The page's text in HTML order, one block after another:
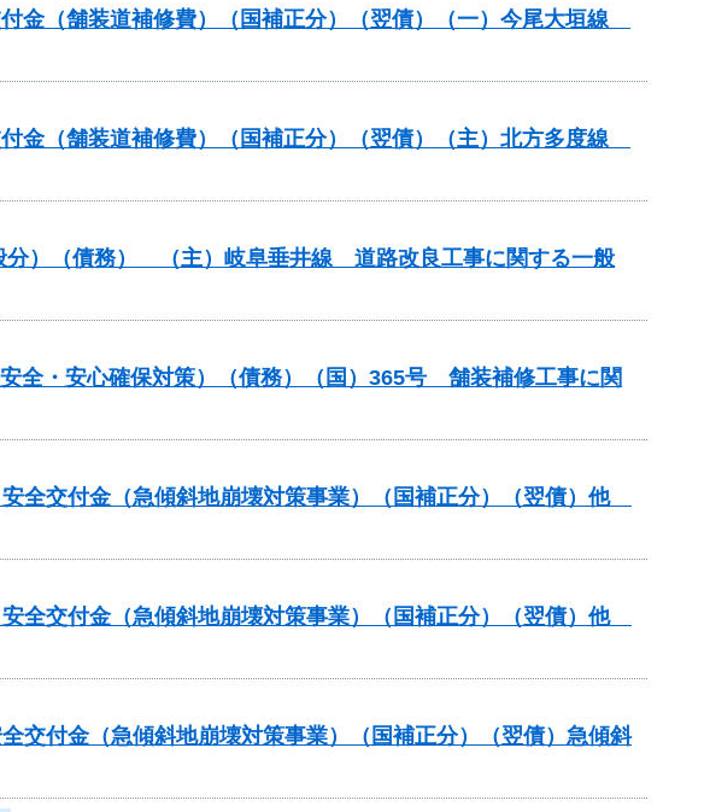
金（舗装道補修費）（国補正分）（翌債）（一）今尾大垣線
金（舗装道補修費）（国補正分）（翌債）（主）北方多度線
）（債務） （主）岐阜垂井線 道路改良工事に関する一般
全・安心確保対策）（債務）（国）365号 舗装補修工事に関
全交付金（急傾斜地崩壊対策事業）（国補正分）（翌債）他
全交付金（急傾斜地崩壊対策事業）（国補正分）（翌債）他
交付金（急傾斜地崩壊対策事業）（国補正分）（翌債）急傾斜